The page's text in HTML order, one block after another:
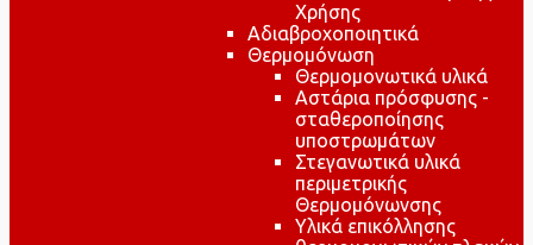
Χρήσης
Αδιαβροχοποιητικά
Θερμομόνωση
Θερμομονωτικά υλικά
Αστάρια πρόσφυσης -
σταθεροποίησης
υποστρωμάτων
Στεγανωτικά υλικά
περιμετρικής
Θερμομόνωνσης
Υλικά επικόλλησης